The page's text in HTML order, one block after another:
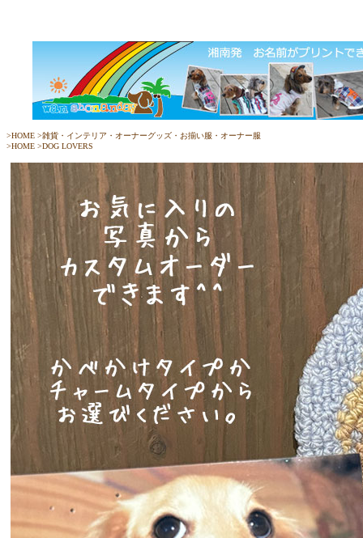
>HOME >雑貨・インテリア・オーナーグッズ・お揃い服・オーナー服
>HOME >DOG LOVERS